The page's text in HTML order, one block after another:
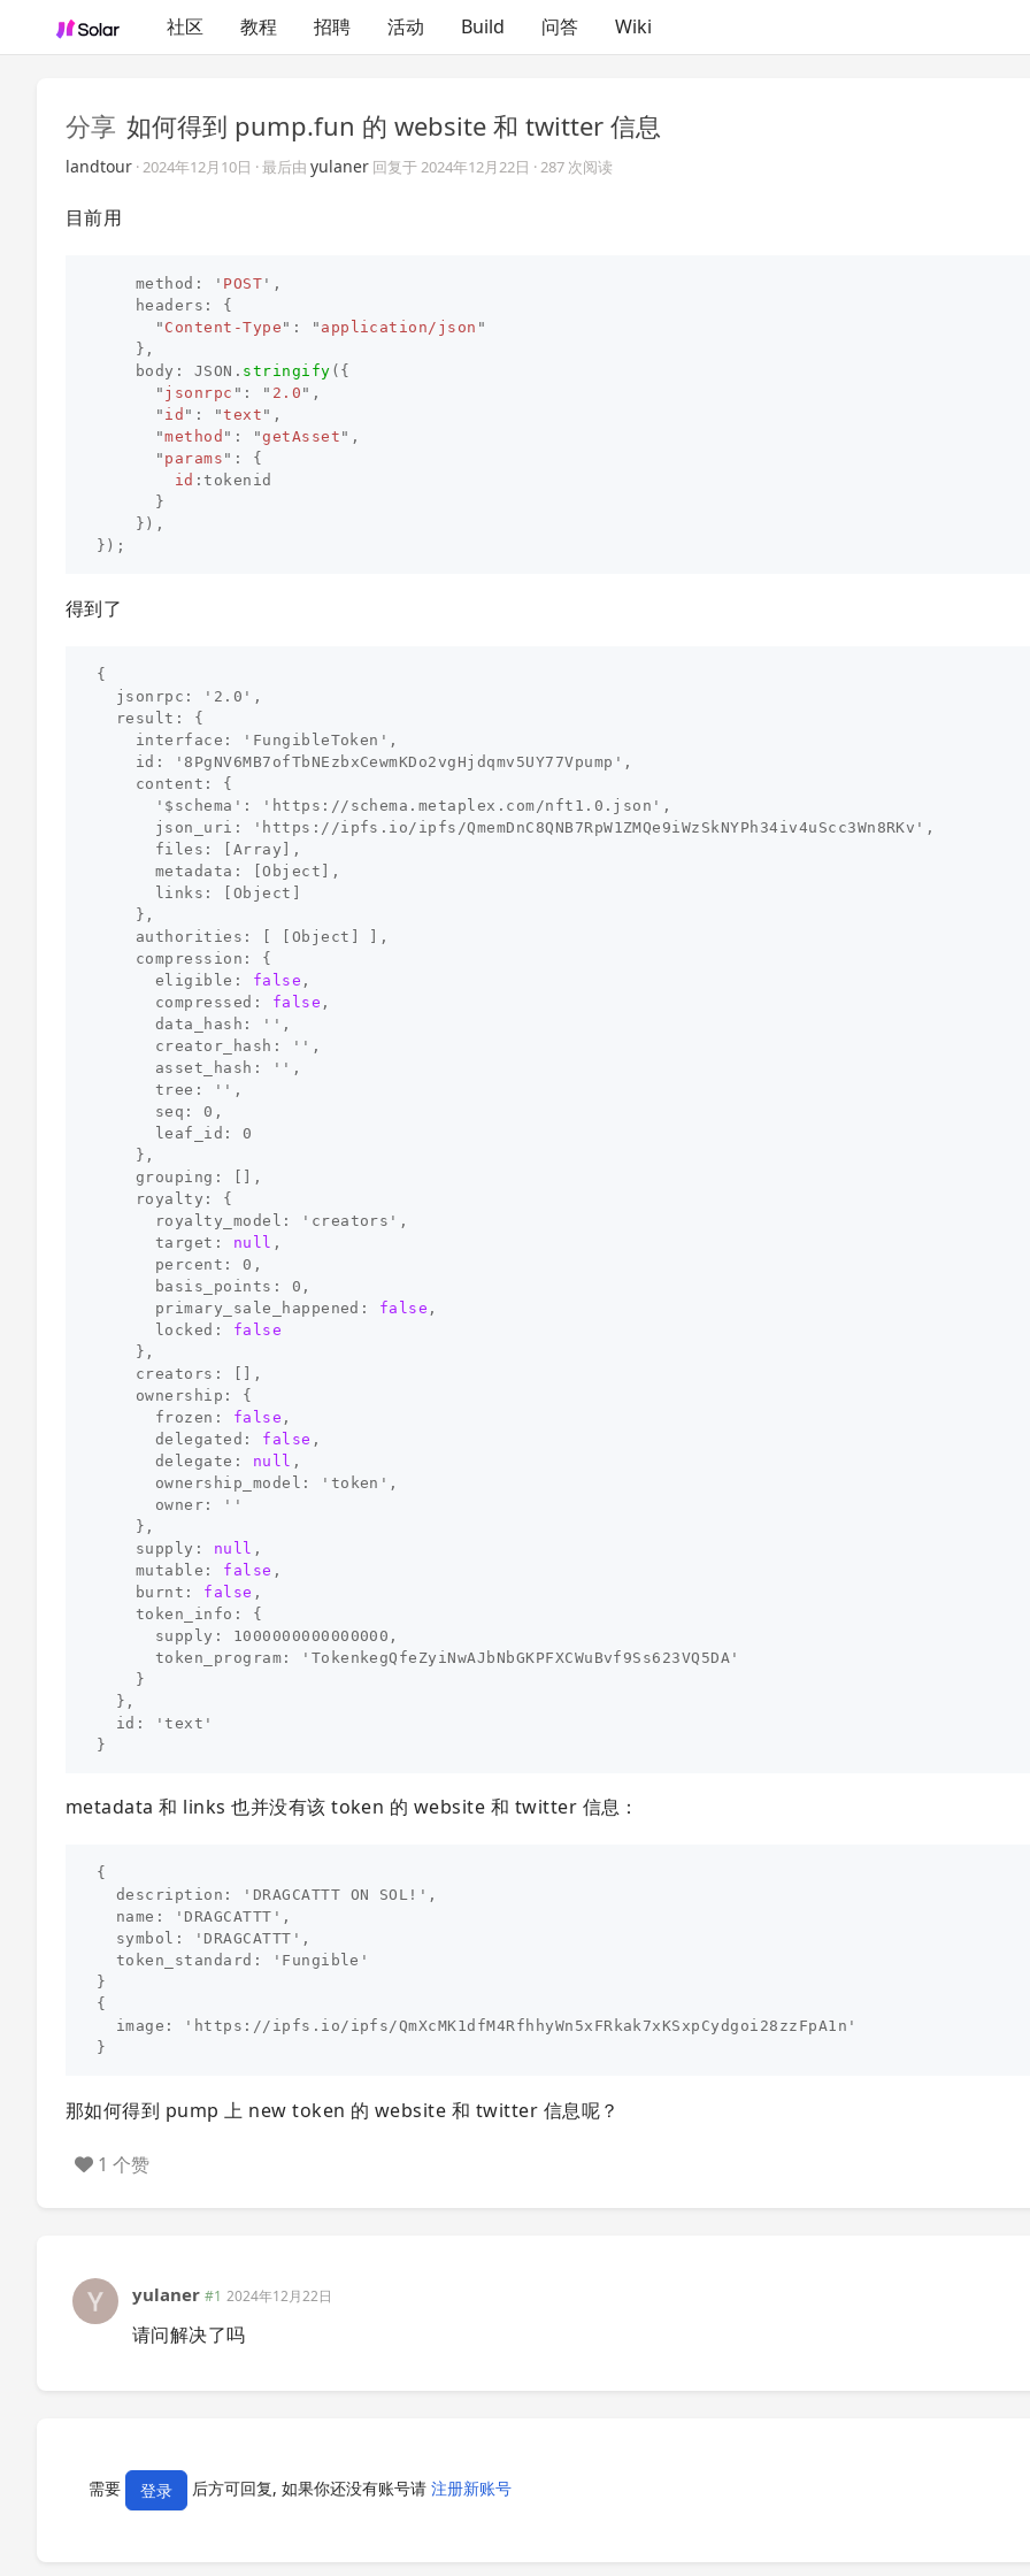
社区 教程 招聘 活动 Build 问答 Wiki
分享 如何得到 pump.fun 的 website 和 twitter 信息
landtour ·2024年12月10日 · 最后由 yulaner 回复于2024年12月22日 · 287 次阅读
目前用
method : ' POST ' ,
headers :
{
" Content-Type " : " application/json "
},
body : JSON . stringify ({
" jsonrpc " : " 2.0 " ,
" id " : "text " ,
"method " : "getAsset " ,
" params " :
{
id :tokenid
}
}),
});
得到了
{
jsonrpc:
' 2.0 ' ,
result:
{
interface:
'FungibleToken' ,
id:
' 8 PgNV6MB7 ofTbNEzbxCewmKDo2vgHjdqmv 5UY77Vpump' ,
content:
{
'$schema':
'https://schema.metaplex.com/nft 1.0 .json' ,
json_uri:
'https://ipfs.io/ipfs/QmemDnC 8QNB7RpW1 ZMQe 9iWzSkNYPh 34iv4uScc3Wn 8RKv' ,
files:
[ Array ],
metadata:
[Object ],
links:
[ Object ]
},
authorities:
[ [ Object ]
],
compression:
{
eligible:
false ,
compressed:
false ,
data_hash:
'' ,
creator_hash:
'' ,
asset_hash:
'' ,
tree:
'' ,
seq:
0 ,
leaf_id:
0
},
grouping:
[],
royalty:
{
royalty_model:
'creators' ,
target:
null ,
percent:
0 ,
basis_points:
0 ,
primary_sale_happened:
false ,
locked:
false
},
creators:
[],
ownership:
{
frozen:
false ,
delegated:
false ,
delegate:
null ,
ownership_model:
'token' ,
owner:
''
},
supply:
null ,
mutable:
false ,
burnt:
false ,
token_info:
{
supply:
1000000000000000 ,
token_program:
'TokenkegQfeZyiNwAJbNbGKPFXCWuBvf 9Ss623VQ 5DA'
}
},
id:
'text'
}
metadata 和 links 也并没有该 token 的 website 和 twitter 信息：
{
description:
'DRAGCATTT ON SOL!' ,
name:
'DRAGCATTT' ,
symbol:
'DRAGCATTT' ,
token_standard:
'Fungible'
}
{
image:
'https://ipfs.io/ipfs/QmXcMK1dfM4RfhhyWn 5xFRkak7xKSxpCydgoi 28 zzFpA1 n'
}
那如何得到 pump 上 new token 的 website 和 twitter 信息呢？
1 个赞
yulaner #1 2024年12月22日
请问解决了吗
需要 登录 后方可回复, 如果你还没有账号请 注册新账号